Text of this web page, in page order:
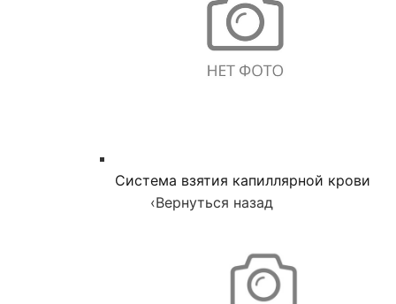
Система взятия капиллярной крови
‹Вернуться назад